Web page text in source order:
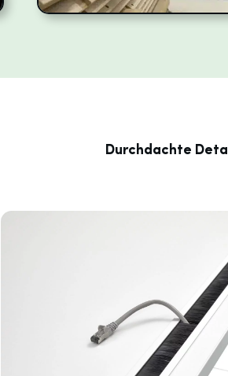
Durchdachte